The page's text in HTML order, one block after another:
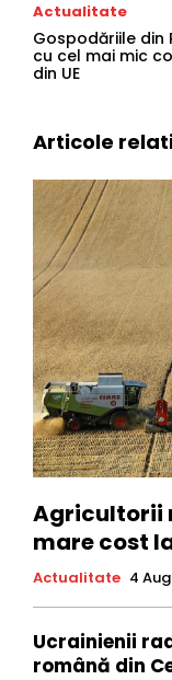
Actualitate
Gospodăriile din
cu cel mai mic
din UE
Articole
Agricultorii
mare cost
Actualitate 4
Ucrainienii
română din